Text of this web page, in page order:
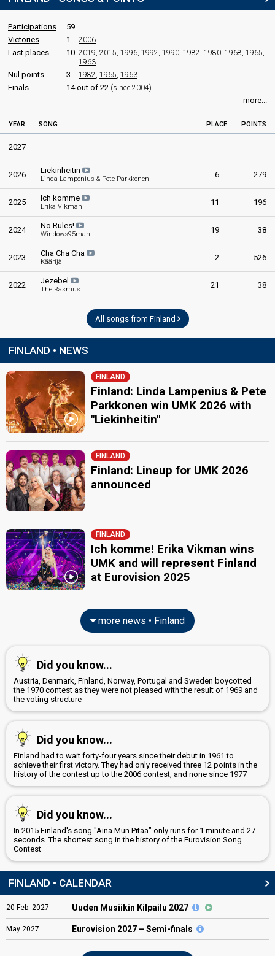
Finland 1971: commentator
JURY MEMBERS
Åke Granholm
Marita Merikoski
Participations
59
Victories
1 2006
Last places 10 2019, 2015, 1996, 1992, 1990, 1982, 1980, 1968, 1965,
1963
Nul points 3 1982, 1965, 1963
Finals 14 out of 22 (since 2004)
more...
YEAR SONG PLACE POINTS
2027 – – –
2026 Liekinheitin
Linda Lampenius & Pete Parkkonen 6 279
2025 Ich komme
Erika Vikman 11 196
2024 No Rules!
Windows95man 19 38
2023 Cha Cha Cha
Käärijä 2 526
2022 Jezebel
The Rasmus 21 38
All songs from Finland
FINLAND • NEWS
FINLAND
Finland: Linda Lampenius & Pete
Parkkonen win UMK 2026 with
"Liekinheitin"
FINLAND
Finland: Lineup for UMK 2026
announced
FINLAND
Ich komme! Erika Vikman wins
UMK and will represent Finland
at Eurovision 2025
more news • Finland
Did you know...
Austria, Denmark, Finland, Norway, Portugal and Sweden boycotted
the 1970 contest as they were not pleased with the result of 1969 and
the voting structure
Did you know...
Finland had to wait forty-four years since their debut in 1961 to
achieve their first victory. They had only received three 12 points in the
history of the contest up to the 2006 contest, and none since 1977
Did you know...
In 2015 Finland's song "Aina Mun Pitää" only runs for 1 minute and 27
seconds. The shortest song in the history of the Eurovision Song
Contest
FINLAND • CALENDAR
20 Feb. 2027 Uuden Musiikin Kilpailu 2027
May 2027 Eurovision 2027 – Semi-finals